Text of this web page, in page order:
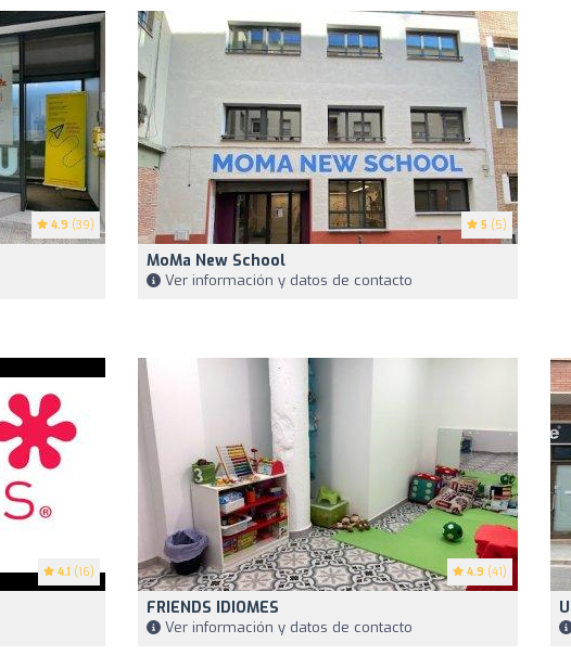
4.9 (39) 5 (5)
MoMa New School
Ver información y datos de contacto
4.1 (16) 4.9 (41)
FRIENDS IDIOMES
Ver información y datos de contacto